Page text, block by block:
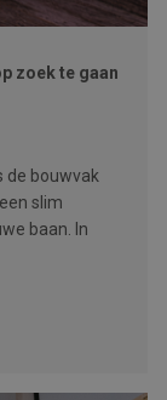
zoek te gaan
de bouwvak
slim
baan. In